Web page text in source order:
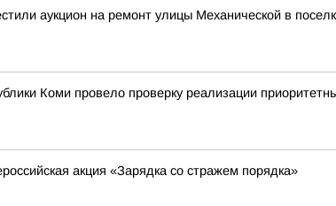
аукцион на ремонт улицы Механической в
Коми провело проверку реализации
акция «Зарядка со стражем порядка»